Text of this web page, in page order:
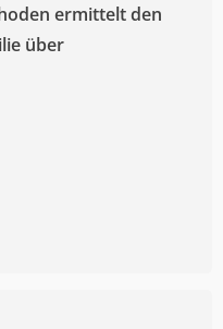
ermittelt den
über